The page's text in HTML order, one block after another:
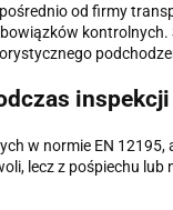
od firmy
inspekcji
w normie EN 12195,
lecz z pośpiechu